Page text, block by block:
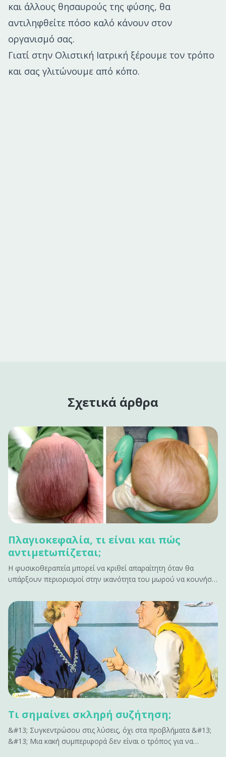
και άλλους θησαυρούς της φύσης, θα
αντιληφθείτε πόσο καλό κάνουν στον
οργανισμό σας.
Γιατί στην Ολιστική Ιατρική ξέρουμε τον τρόπο
και σας γλιτώνουμε από κόπο.
Σχετικά άρθρα
Πλαγιοκεφαλία, τι είναι και πώς
αντιμεtωπίζεται;
Η φυσικοθεραπεία μπορεί να κριθεί απαραίτητη όταν θα
υπάρξουν περιορισμοί στην ικανότητα του μωρού να κουνήσει
σύσπασης.&#13; &#13; Τι είναι η πλαγιοκεφαλία;&#13; Η
πλαγιοκεφoλία είναι η ασύμμετρη θέση των οστών του
κρανίου στο βρέφος.&hellip;
Τι σημαίνει σκληρή συζήτηση;
&#13; Συγκεντρώσου στις λύσεις, όχι στα προβλήματα &#13;
&#13; Μια κακή συμπεριφορά δεν είναι ο τρόπος για να